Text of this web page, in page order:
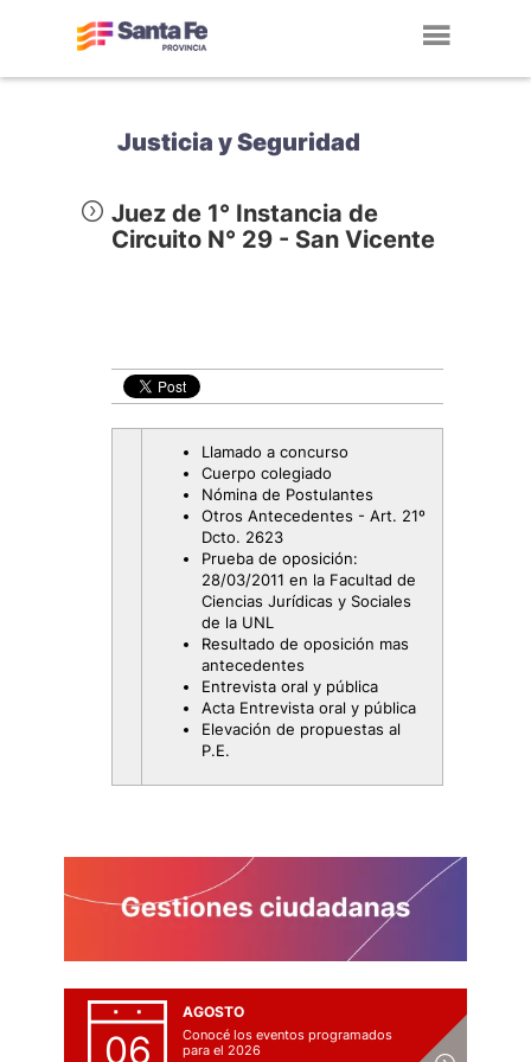
Justicia y Seguridad
Juez de 1° Instancia de
Circuito N° 29 - San Vicente
Llamado a concurso
Cuerpo colegiado
Nómina de Postulantes
Otros Antecedentes - Art. 21º
Dcto. 2623
Prueba de oposición:
28/03/2011 en la Facultad de
Ciencias Jurídicas y Sociales
de la UNL
Resultado de oposición mas
antecedentes
Entrevista oral y pública
Acta Entrevista oral y pública
Elevación de propuestas al
P.E.
06
AGOSTO
Conocé los eventos programados
para el 2026